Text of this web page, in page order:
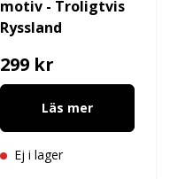
motiv - Troligtvis
Ryssland
299 kr
Läs mer
Ej i lager